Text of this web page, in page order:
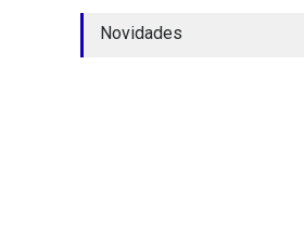
Novidades